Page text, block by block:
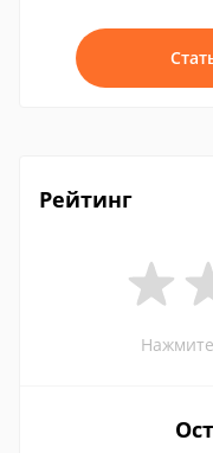
Рейтинг